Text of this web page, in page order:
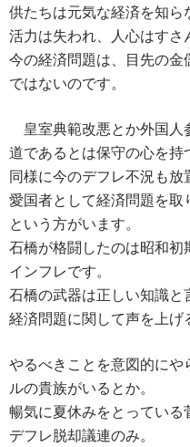
供たちは元気な経済を知
活力は失われ、人心はすさ
今の経済問題は、目先の金
ではないのです。
皇室典範改悪とか外国人
道であるとは保守の心を持
同様に今のデフレ不況も放
愛国者として経済問題を取
という方がいます。
石橋が格闘したのは昭和初
インフレです。
石橋の武器は正しい知識と
経済問題に関して声を上げ
やるべきことを意図的にや
ルの貴族がいるとか。
暢気に夏休みをとっている
デフレ脱却議連のみ。